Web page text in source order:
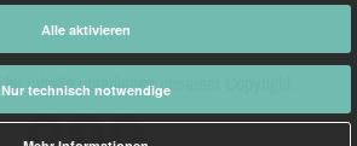
Alle aktivieren
Nur technisch notwendige
Alle Inhalte unterliegen unserem Copyright.